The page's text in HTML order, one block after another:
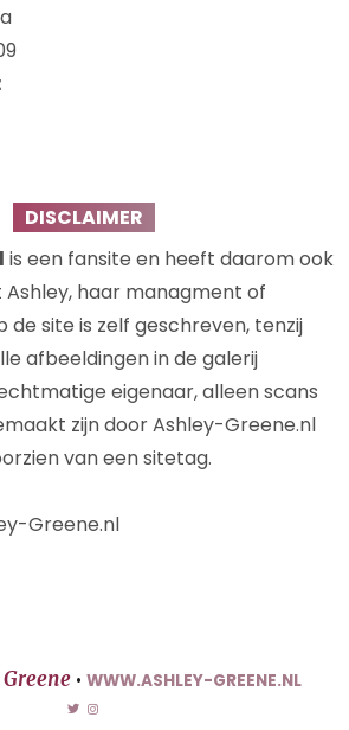
DISCLAIMER
is een fansite en heeft daarom ook
haar managment of
de site is zelf geschreven, tenzij
afbeeldingen in de galerij
eigenaar, alleen scans
zijn door Ashley-Greene.nl
van een sitetag.
Greene.nl
• WWW.ASHLEY-GREENE.NL